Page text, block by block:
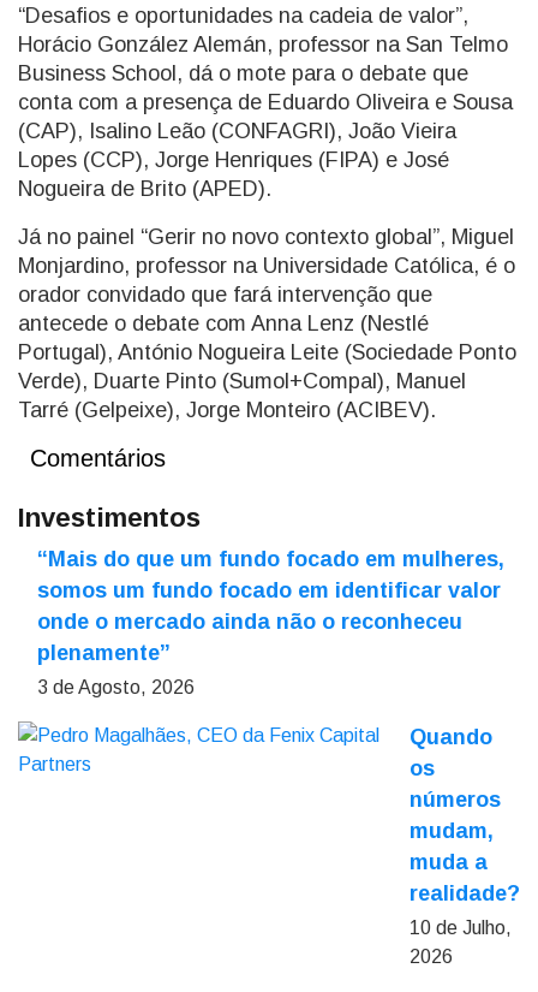
“Desafios e oportunidades na cadeia de valor”,
Horácio González Alemán, professor na San Telmo
Business School, dá o mote para o debate que
conta com a presença de Eduardo Oliveira e Sousa
(CAP), Isalino Leão (CONFAGRI), João Vieira
Lopes (CCP), Jorge Henriques (FIPA) e José
Nogueira de Brito (APED).
Já no painel “Gerir no novo contexto global”, Miguel
Monjardino, professor na Universidade Católica, é o
orador convidado que fará intervenção que
antecede o debate com Anna Lenz (Nestlé
Portugal), António Nogueira Leite (Sociedade Ponto
Verde), Duarte Pinto (Sumol+Compal), Manuel
Tarré (Gelpeixe), Jorge Monteiro (ACIBEV).
Comentários
Investimentos
“Mais do que um fundo focado em mulheres,
somos um fundo focado em identificar valor
onde o mercado ainda não o reconheceu
plenamente”
3 de Agosto, 2026
Quando
os
números
mudam,
muda a
realidade?
10 de Julho,
2026